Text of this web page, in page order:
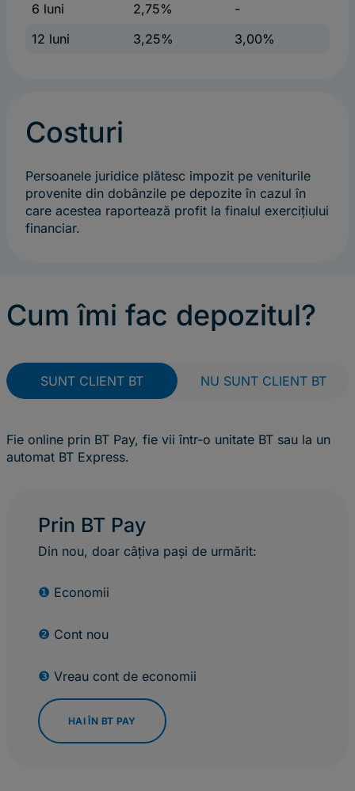
6 luni
2,75%
-
12 luni
3,25% 3,00%
Costuri
Persoanele juridice plătesc impozit pe veniturile
provenite din dobânzile pe depozite în cazul în
care acestea raportează profit la finalul exercițiului
financiar.
Cum îmi fac depozitul?
SUNT CLIENT BT NU SUNT CLIENT BT
Fie online prin BT Pay, fie vii într-o unitate BT sau la un
automat BT Express.
Prin BT Pay
Din nou, doar câțiva pași de urmărit:
❶ Economii
❷ Cont nou
❸ Vreau cont de economii
HAI ÎN BT PAY